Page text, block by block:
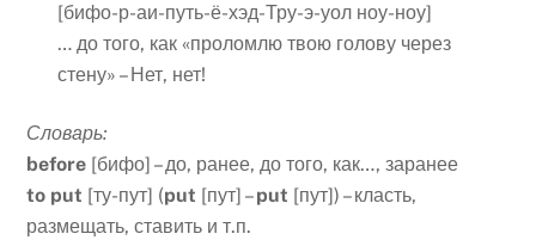
[бифо-р-аи-путь-ё-хэд-Тру-э-уол ноу-ноу]
… до того, как «проломлю твою голову через
стену» – Нет, нет!
Словарь:
before [бифо] – до, ранее, до того, как…, заранее
to put [ту-пут] (put [пут] –put [пут]) – класть,
размещать, ставить и т.п.